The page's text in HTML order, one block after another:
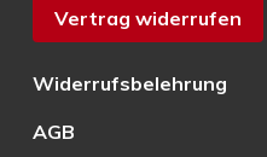
Vertrag widerrufen
Widerrufsbelehrung
AGB